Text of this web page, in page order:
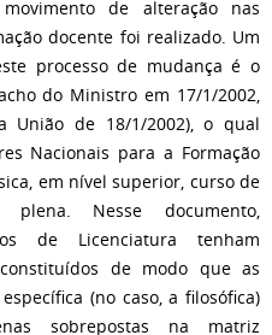
de alteração nas
docente foi realizado. Um
processo de mudança é o
do Ministro em 17/1/2002,
União de 18/1/2002), o qual
Nacionais para a Formação
em nível superior, curso de
plena. Nesse documento,
de Licenciatura tenham
de modo que as
(no caso, a filosófica)
sobrepostas na matriz